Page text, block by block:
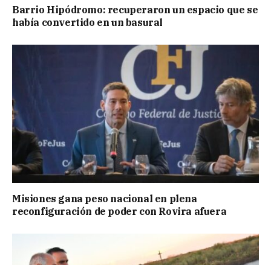
Barrio Hipódromo: recuperaron un espacio que se
había convertido en un basural
Misiones gana peso nacional en plena
reconfiguración de poder con Rovira afuera